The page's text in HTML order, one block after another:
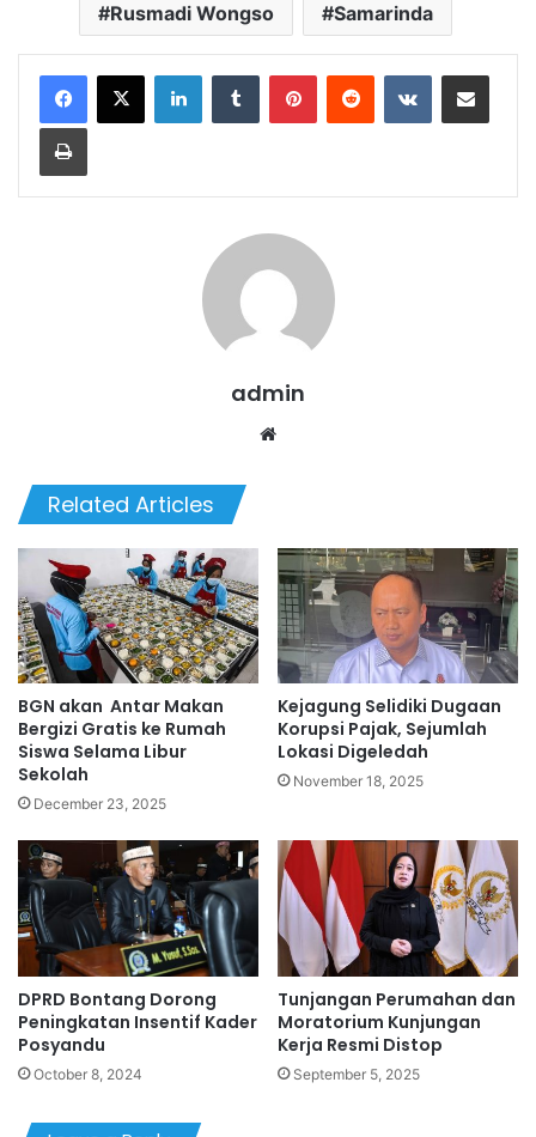
Rusmadi Wongso Samarinda
LinkedInTumblr PinterestReddit VKontakteShare via Email
Print
admin
Related Articles
BGN akan Antar Makan
Bergizi Gratis ke Rumah
Siswa Selama Libur
Sekolah
December 23, 2025
Kejagung Selidiki Dugaan
Korupsi Pajak, Sejumlah
Lokasi Digeledah
November 18, 2025
DPRD Bontang Dorong
Peningkatan Insentif Kader
Posyandu
October 8, 2024
Tunjangan Perumahan dan
Moratorium Kunjungan
Kerja Resmi Distop
September 5, 2025